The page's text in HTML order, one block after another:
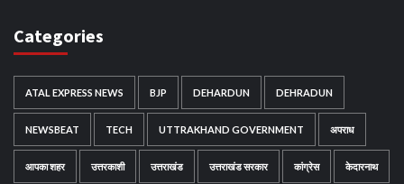
Categories
ATAL EXPRESS NEWS BJP DEHARDUN DEHRADUN
NEWSBEAT TECH UTTRAKHAND GOVERNMENT अपराध
आपका शहर उत्तरकाशी उत्तराखंड उत्तराखंड सरकार कांग्रेस केदारनाथ